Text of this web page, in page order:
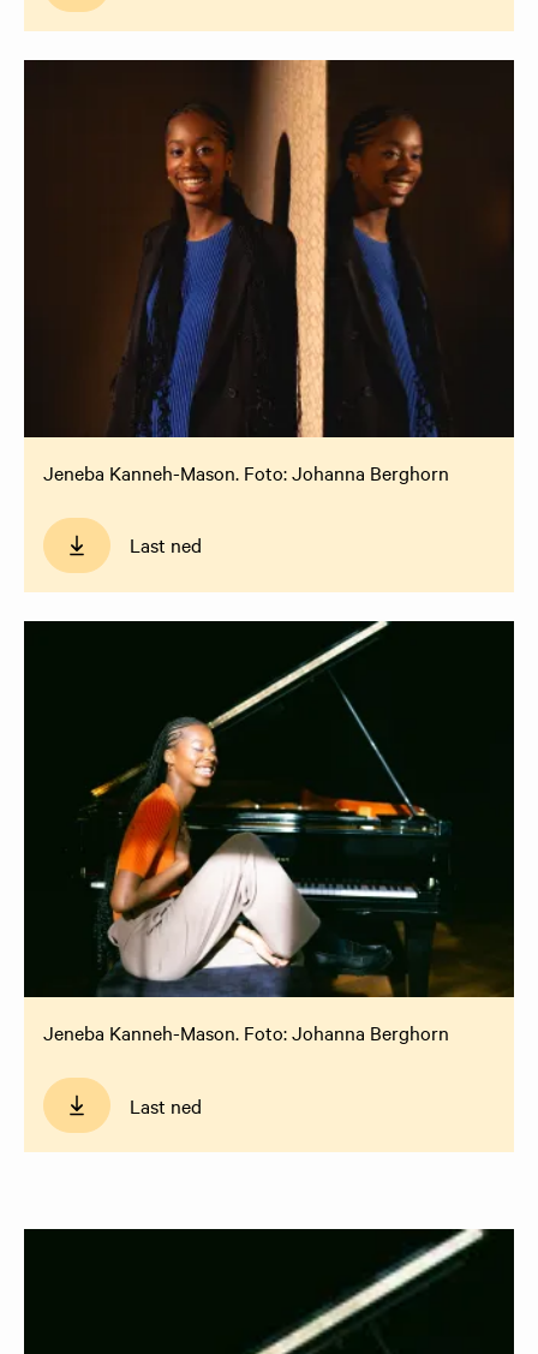
Jeneba Kanneh-Mason. Foto: Johanna Berghorn
Last ned
Jeneba Kanneh-Mason. Foto: Johanna Berghorn
Last ned